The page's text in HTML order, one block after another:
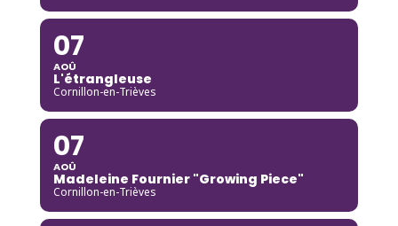
07
AOÛ
L'étrangleuse
Cornillon-en-Trièves
07
AOÛ
Madeleine Fournier "Growing Piece"
Cornillon-en-Trièves